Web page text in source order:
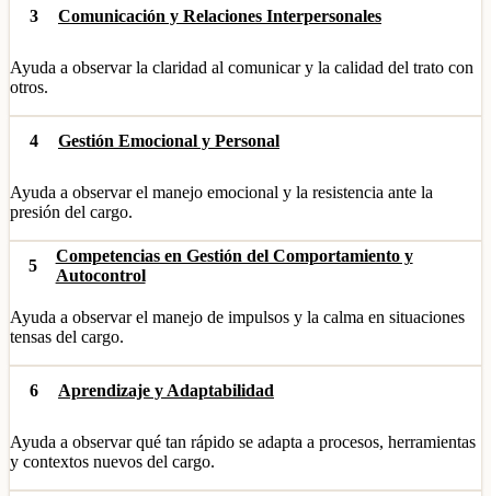
3 Comunicación y Relaciones Interpersonales
Ayuda a observar la claridad al comunicar y la calidad del trato con
otros.
4 Gestión Emocional y Personal
Ayuda a observar el manejo emocional y la resistencia ante la
presión del cargo.
5
Competencias en Gestión del Comportamiento y
Autocontrol
Ayuda a observar el manejo de impulsos y la calma en situaciones
tensas del cargo.
6 Aprendizaje y Adaptabilidad
Ayuda a observar qué tan rápido se adapta a procesos, herramientas
y contextos nuevos del cargo.